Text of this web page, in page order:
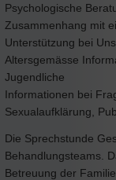
Psychologische
Zusammenhang mit
Unterstützung bei
Altersgemässe
Jugendliche
Informationen bei
Sexualaufklärung,
Die Sprechstunde
Behandlungsteams.
Betreuung der